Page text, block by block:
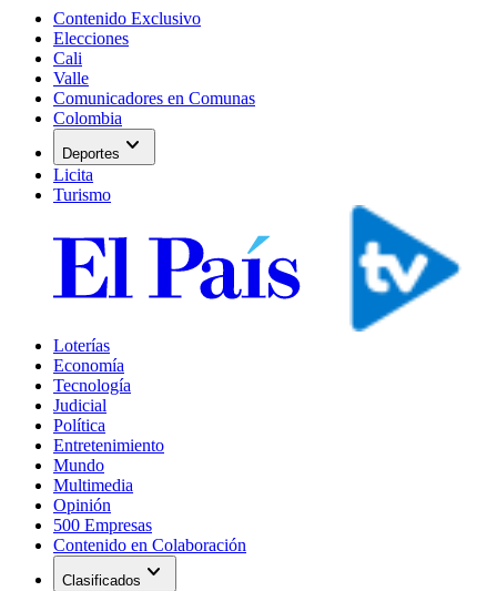
Contenido Exclusivo
Elecciones
Cali
Valle
Comunicadores en Comunas
Colombia
Deportes expand_more
Licita
Turismo
Loterías
Economía
Tecnología
Judicial
Política
Entretenimiento
Mundo
Multimedia
Opinión
500 Empresas
Contenido en Colaboración
Clasificados expand_more